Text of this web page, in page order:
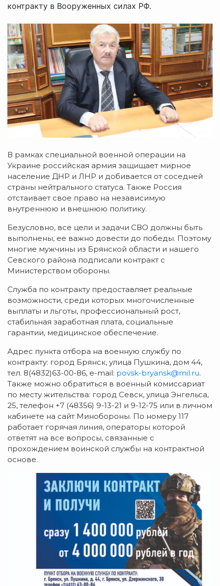
контракту в Вооруженных силах РФ.
В рамках специальной военной операции на
Украине российская армия защищает мирное
население ДНР и ЛНР и добивается от соседней
страны нейтрального статуса. Также Россия
отстаивает свое право на независимую
внутреннюю и внешнюю политику.
Безусловно, все цели и задачи СВО должны быть
выполнены, ее важно довести до победы. Поэтому
многие мужчины из Брянской области и нашего
Севского района подписали контракт с
Министерством обороны.
Служба по контракту предоставляет реальные
возможности, среди которых многочисленные
выплаты и льготы, профессиональный рост,
стабильная заработная плата, социальные
гарантии, медицинское обеспечение.
Адрес пункта отбора на военную службу по
контракту: город Брянск, улица Пушкина, дом 44,
тел. 8(4832)63-00-86, e-mail: povsk-bryansk@mil.ru.
Также можно обратиться в военный комиссариат
по месту жительства: город Севск, улица Энгельса,
25, телефон +7 (48356) 9-13-21 и 9-12-75 или в личном
кабинете на сайт Минобороны. По номеру 117
работает горячая линия, операторы которой
ответят на все вопросы, связанные с
прохождением воинской службы на контрактной
основе.